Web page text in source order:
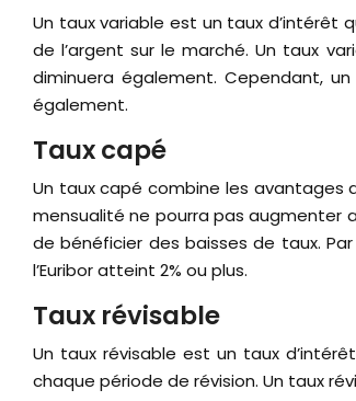
Un taux variable est un taux d’intérêt
de l’argent sur le marché. Un taux
diminuera également. Cependant,
également.
Taux capé
Un taux capé combine les avantages
mensualité ne pourra pas augmenter
de bénéficier des baisses de taux.
l’Euribor atteint 2% ou plus.
Taux révisable
Un taux révisable est un taux
chaque période de révision. Un taux